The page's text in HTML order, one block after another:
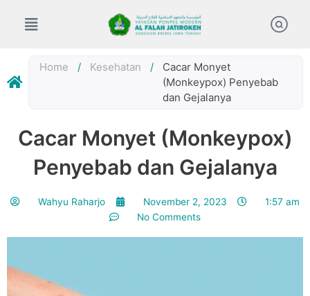
Home / Kesehatan /
Cacar Monyet
(Monkeypox) Penyebab
dan Gejalanya
Cacar Monyet (Monkeypox)
Penyebab dan Gejalanya
Wahyu Raharjo November 2, 2023
1:57 am
No Comments